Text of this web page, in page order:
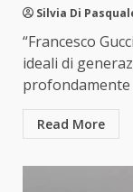
Silvia Di
“Francesco
ideali di
profondamente
Read More